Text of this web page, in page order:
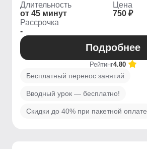
Длительность
от 45 минут
Цена
750 ₽
Рассрочка
-
Подробнее
Рейтинг4.80
Бесплатный перенос занятий
Вводный урок — бесплатно!
Скидки до 40% при пакетной оплате